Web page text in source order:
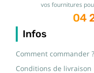
vos fournitures
04
Infos
Comment commander ?
Conditions de livraison